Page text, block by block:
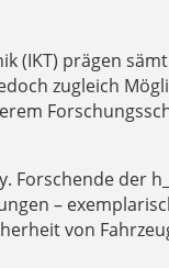
prägen
zugleich
Forschende der
–
von